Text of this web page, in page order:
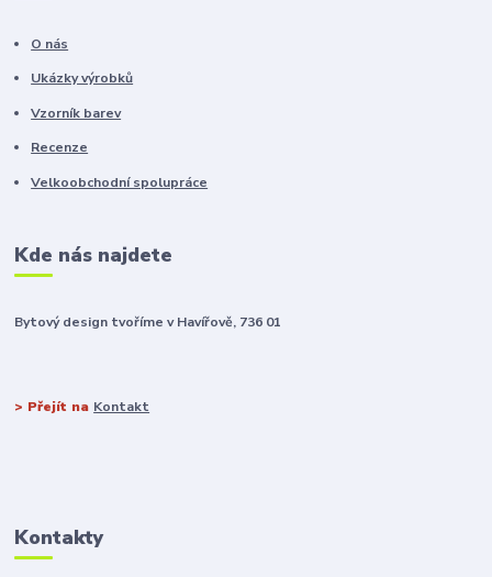
O nás
Ukázky výrobků
Vzorník barev
Recenze
Velkoobchodní spolupráce
Kde nás najdete
Bytový design tvoříme v Havířově, 736 01
> Přejít na Kontakt
Kontakty